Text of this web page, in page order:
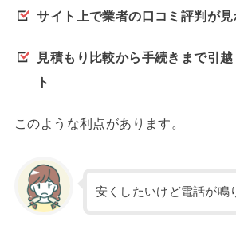
サイト上で業者の口コミ評判が見
見積もり比較から手続きまで引
ト
このような利点があります。
安くしたいけど電話が鳴